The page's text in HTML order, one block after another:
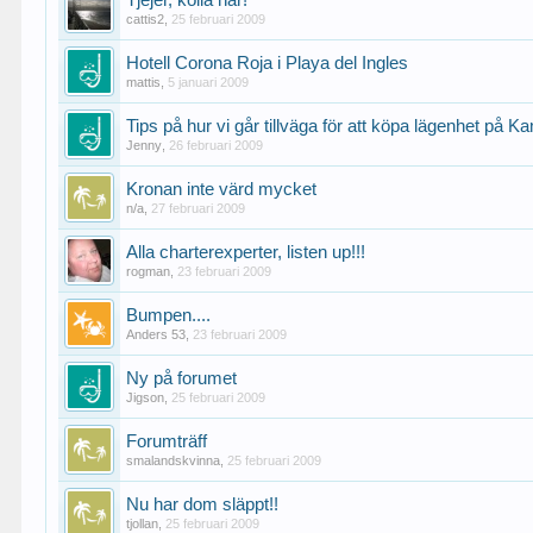
cattis2 25 februari 2009
Hotell Corona Roja i Playa del Ingles
mattis 5 januari 2009
Tips på hur vi går tillväga för att köpa lägenhet på
Jenny 26 februari 2009
Kronan inte värd mycket
n/a 27 februari 2009
Alla charterexperter, listen up!!!
rogman 23 februari 2009
Bumpen....
Anders 53 23 februari 2009
Ny på forumet
Jigson 25 februari 2009
Forumträff
smalandskvinna 25 februari 2009
Nu har dom släppt!!
tjollan 25 februari 2009